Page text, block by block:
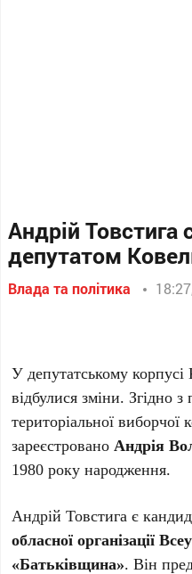
Андрій Товстига
депутатом
Влада та політика
У депутатському корпусі
відбулися зміни. Згідно
територіальної виборчої
зареєстрованоАндрія
1980 року народження.
Андрій Товстига є
обласної організації
«Батьківщина». Він